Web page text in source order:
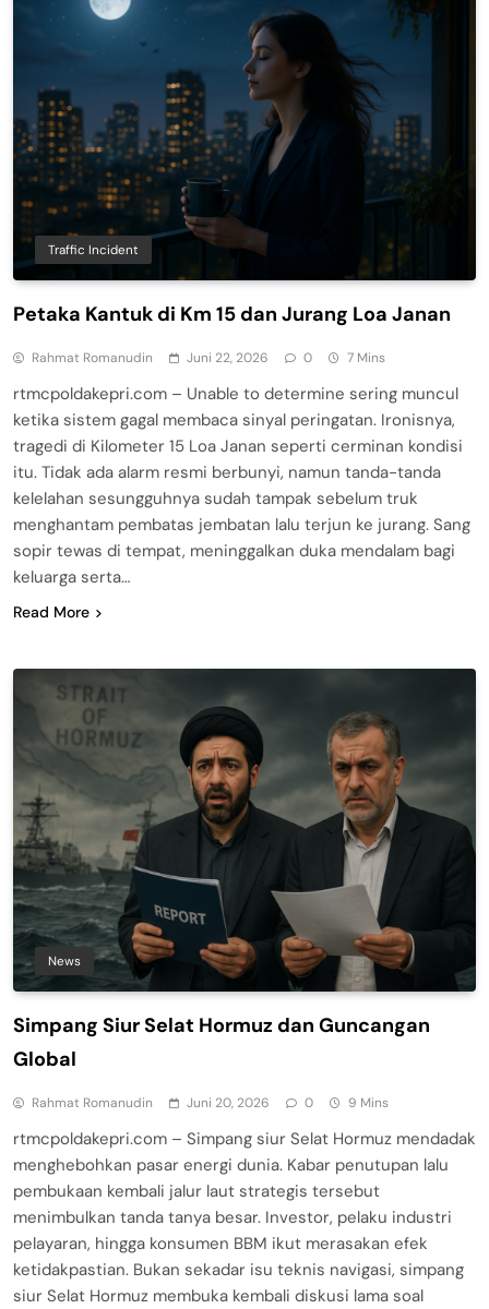
Traffic Incident
Petaka Kantuk di Km 15 dan Jurang Loa Janan
Rahmat Romanudin Juni 22, 2026 0 7 Mins
rtmcpoldakepri.com – Unable to determine sering muncul
ketika sistem gagal membaca sinyal peringatan. Ironisnya,
tragedi di Kilometer 15 Loa Janan seperti cerminan kondisi
itu. Tidak ada alarm resmi berbunyi, namun tanda-tanda
kelelahan sesungguhnya sudah tampak sebelum truk
menghantam pembatas jembatan lalu terjun ke jurang. Sang
sopir tewas di tempat, meninggalkan duka mendalam bagi
keluarga serta…
Read More
News
Simpang Siur Selat Hormuz dan Guncangan
Global
Rahmat Romanudin Juni 20, 2026 0 9 Mins
rtmcpoldakepri.com – Simpang siur Selat Hormuz mendadak
menghebohkan pasar energi dunia. Kabar penutupan lalu
pembukaan kembali jalur laut strategis tersebut
menimbulkan tanda tanya besar. Investor, pelaku industri
pelayaran, hingga konsumen BBM ikut merasakan efek
ketidakpastian. Bukan sekadar isu teknis navigasi, simpang
siur Selat Hormuz membuka kembali diskusi lama soal